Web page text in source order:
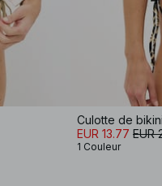
EUR 13.77 EUR
1 Couleur